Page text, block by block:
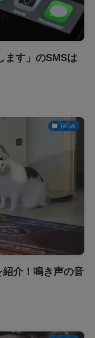
ます」のSMSは
TikTok
介！鳴き声の音